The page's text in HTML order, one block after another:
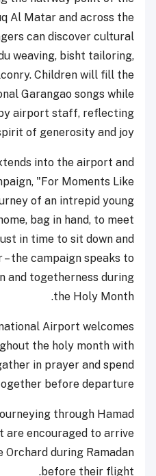
Al Matar and across the
can discover cultural
weaving, bisht tailoring,
Children will fill the
Garangao songs while
airport staff, reflecting
of generosity and joy.
into the airport and
"For Moments Like
of an intrepid young
bag in hand, to meet
in time to sit down and
the campaign speaks to
and togetherness during
the Holy Month.
Airport welcomes
the holy month with
in prayer and spend
before departure.
through Hamad
are encouraged to arrive
Orchard during Ramadan
before their flight.